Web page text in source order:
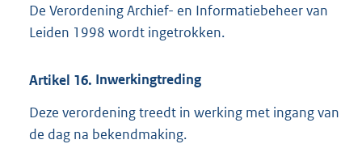
De Verordening Archief- en Informatiebeheer van
Leiden 1998 wordt ingetrokken.
Artikel 16. Inwerkingtreding
Deze verordening treedt in werking met ingang van
de dag na bekendmaking.